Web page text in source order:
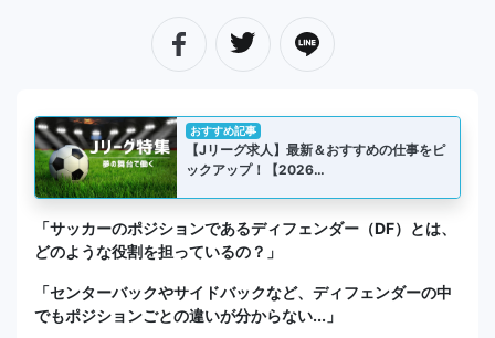
おすすめ記事
【Jリーグ求人】最新＆おすすめの仕事をピ
ックアップ！【2026…
「サッカーのポジションであるディフェンダー（DF）とは、
どのような役割を担っているの？」
「センターバックやサイドバックなど、ディフェンダーの中
でもポジションごとの違いが分からない...」